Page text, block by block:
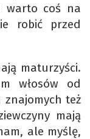
warto coś na
robić przed
maturzyści.
włosów od
znajomych też
mają
ale myślę,